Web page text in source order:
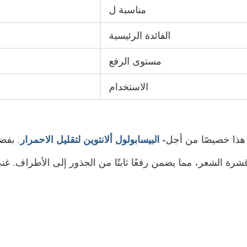
مناسبة ل
الفائدة الرئيسية
مستوى الرفع
الاستخدام
هذا خصيصًا من أجل- البيسابولول ألانتوين لتقليل الاحمرار . بفضل
قشرة الشعر، مما يضمن رفعًا ثابتًا من الجذور إلى